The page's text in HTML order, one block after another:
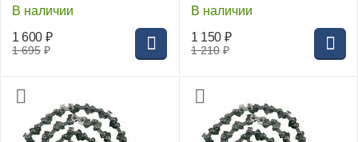
В наличии
1 695 ₽
1 600 ₽
В наличии
1 210 ₽
1 150 ₽